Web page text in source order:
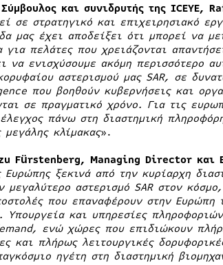
και συνιδρυτής της ICEYE,
σε στρατηγικό και επιχειρησιακό
μας έχει αποδείξει ότι μπορεί να
για πελάτες που χρειάζονται
να ενισχύσουμε ακόμη περισσότερο
αστερισμού μας SAR, σε
που βοηθούν κυβερνήσεις και
σε πραγματικό χρόνο. Για τις
πάνω στη διαστημική
μεγάλης κλίμακας».
Fürstenberg, Managing Director και
Ευρώπης ξεκινά από την κυρίαρχη
μεγαλύτερο αστερισμό SAR στον
που επαναφέρουν στην Ευρώπη
Υπουργεία και υπηρεσίες
ενώ χώρες που επιδιώκουν
και πλήρως λειτουργικές
ηγέτη στη διαστημική